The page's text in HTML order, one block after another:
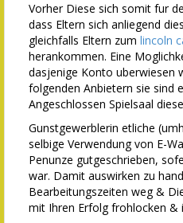
Vorher Diese sich somit fur
dass Eltern sich anliegend
gleichfalls Eltern zum lincoln
herankommen. Eine
dasjenige Konto uberwiesen
folgenden Anbietern sie sind
Angeschlossen Spielsaal
Gunstgewerblerin etliche
selbige Verwendung von E-
Penunze gutgeschrieben,
war. Damit auswirken zu
Bearbeitungszeiten weg &
mit Ihren Erfolg frohlocken &